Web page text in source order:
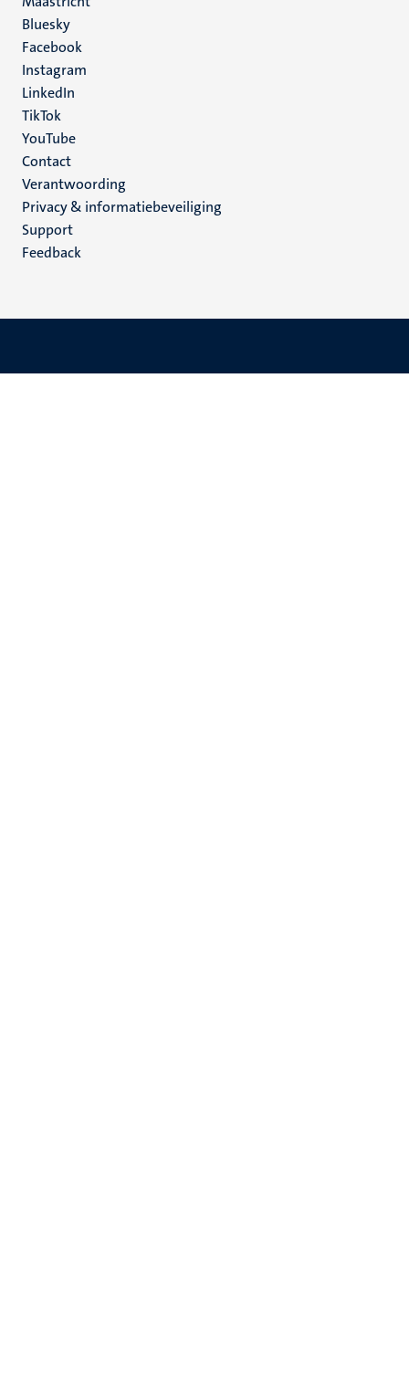
Social
media
Bluesky
Facebook
Instagram
LinkedIn
TikTok
YouTube
Menu
footer
(NL)
Contact
Verantwoording
Privacy & informatiebeveiliging
Support
Feedback